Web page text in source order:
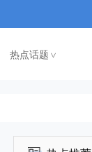
热点话题 <